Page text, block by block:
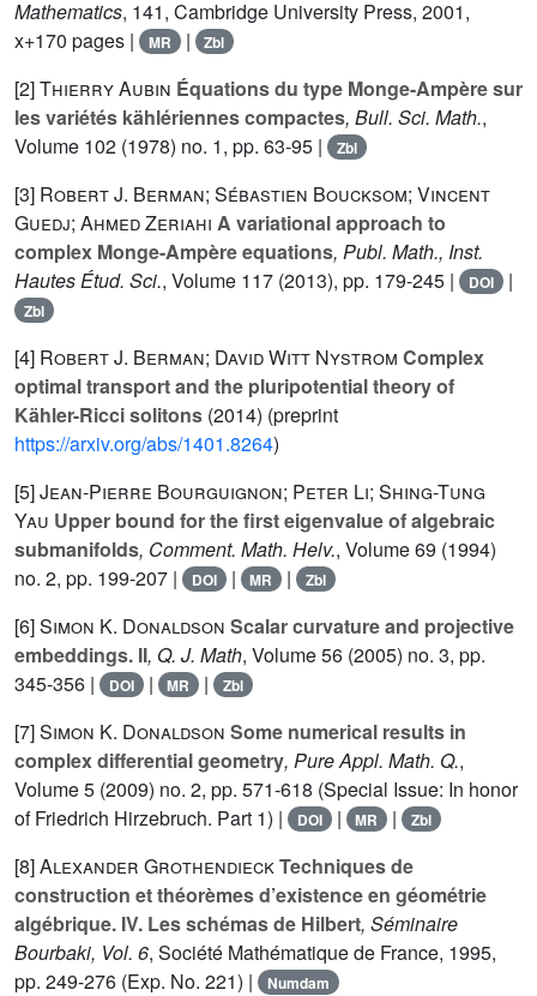
Mathematics, 141, Cambridge University Press, 2001,
x+170 pages |
MR | Zbl
[2]Thierry Aubin Équations du type Monge-Ampère sur
les variétés kählériennes compactes, Bull. Sci. Math.,
Volume 102 (1978) no. 1, pp. 63-95 | Zbl
[3] Robert J. Berman; Sébastien Boucksom; Vincent
Guedj; Ahmed Zeriahi A variational approach to
complex Monge-Ampère equations, Publ. Math., Inst.
Hautes Étud. Sci., Volume 117 (2013), pp. 179-245 | DOI |
Zbl
[4] Robert J. Berman; David Witt Nystrom Complex
optimal transport and the pluripotential theory of
Kähler-Ricci solitons (2014) (preprint
https://arxiv.org/abs/1401.8264)
[5]Jean-Pierre Bourguignon; Peter Li; Shing-Tung
Yau Upper bound for the first eigenvalue of algebraic
submanifolds, Comment. Math. Helv., Volume 69 (1994)
no. 2, pp. 199-207 |
DOI | MR | Zbl
[6]Simon K. Donaldson Scalar curvature and projective
embeddings. II, Q. J. Math, Volume 56 (2005) no. 3, pp.
345-356 |
DOI | MR | Zbl
[7]Simon K. Donaldson Some numerical results in
complex differential geometry, Pure Appl. Math. Q.,
Volume 5 (2009) no. 2, pp. 571-618 (Special Issue: In honor
of Friedrich Hirzebruch. Part 1) |
DOI | MR | Zbl
[8]Alexander GrothendieckTechniques de
construction et théorèmes d’existence en géométrie
algébrique. IV. Les schémas de Hilbert, Séminaire
Bourbaki, Vol. 6, Société Mathématique de France, 1995,
pp. 249-276 (Exp. No. 221) |
Numdam